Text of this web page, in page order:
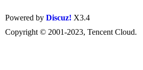
Powered by Discuz! X3.4
Copyright © 2001-2023, Tencent Cloud.